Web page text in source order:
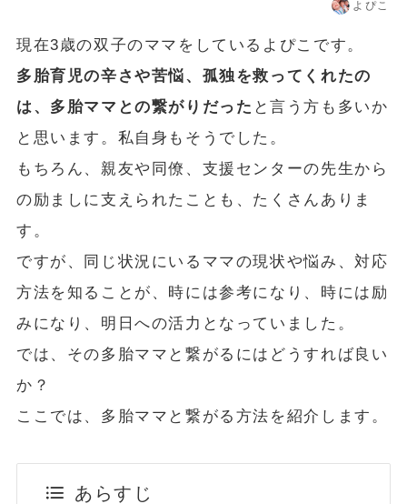
よぴこ
現在3歳の双子のママをしているよぴこです。
多胎育児の辛さや苦悩、孤独を救ってくれたの
は、多胎ママとの繋がりだった と言う方も多いか
と思います。私自身もそうでした。
もちろん、親友や同僚、支援センターの先生から
の励ましに支えられたことも、たくさんありま
す。
ですが、同じ状況にいるママの現状や悩み、対応
方法を知ることが、時には参考になり、時には励
みになり、明日への活力となっていました。
では、その多胎ママと繋がるにはどうすれば良い
か？
ここでは、多胎ママと繋がる方法を紹介します。
あらすじ